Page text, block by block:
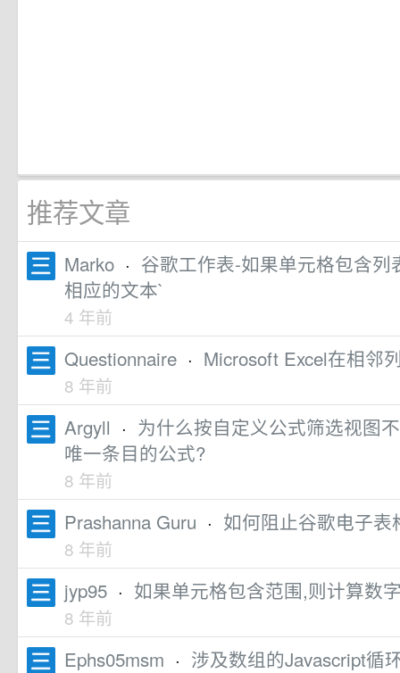
推荐文章
Marko · 谷歌工作表-如果单元格包含
相应的文本`
4 年前
Questionnaire · Microsoft Excel在相邻
8 年前
Argyll · 为什么按自定义公式筛选视图
唯一条目的公式?
8 年前
Prashanna Guru · 如何阻止谷歌电子
8 年前
jyp95 · 如果单元格包含范围,则计算数
8 年前
Ephs05msm · 涉及数组的Javascript循